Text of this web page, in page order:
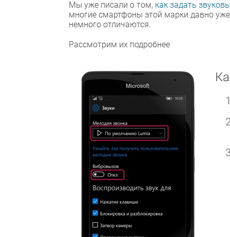
Мы уже писали о том, как задать
многие смартфоны этой марки давно
немного отличаются.
Рассмотрим их подробнее